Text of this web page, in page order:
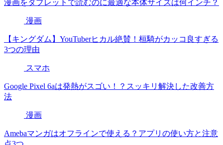
漫画をタブレットで読むのに最適な本体サイズは何インチ？
漫画
【キングダム】YouTuberヒカル絶賛！桓騎がカッコ良すぎる
3つの理由
スマホ
Google Pixel 6aは発熱がスゴい！？スッキリ解決した改善方
法
漫画
Amebaマンガはオフラインで使える？アプリの使い方と注意